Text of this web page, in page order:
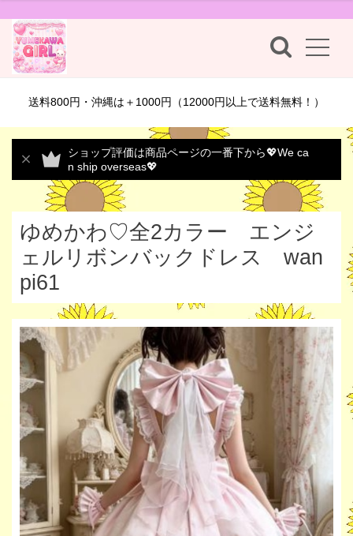
送料800円・沖縄は＋1000円（12000円以上で送料無料！）
ショップ評価は商品ページの一番下から💖We ca
n ship overseas💖
ゆめかわ♡全2カラー エンジ
ェルリボンバックドレス wan
pi61